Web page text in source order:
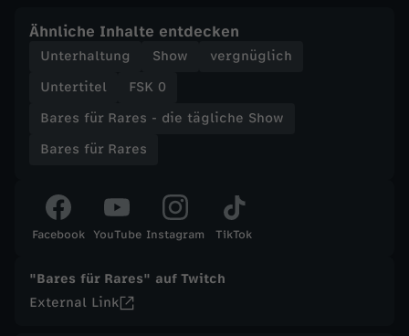
e
t
ä
g
l
i
c
Ähnliche Inhalte entdecken
Unterhaltung Show
vergnüglich
Untertitel
FSK 0
Bares für Rares - die tägliche Show
Bares für Rares
Facebook YouTube Instagram TikTok
"Bares für Rares" auf Twitch
External Link